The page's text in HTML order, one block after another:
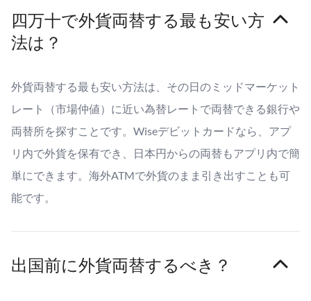
四万十で外貨両替する最も安い方
法は？
外貨両替する最も安い方法は、その日のミッドマーケット
レート（市場仲値）に近い為替レートで両替できる銀行や
両替所を探すことです。Wiseデビットカードなら、アプ
リ内で外貨を保有でき、日本円からの両替もアプリ内で簡
単にできます。海外ATMで外貨のまま引き出すことも可
能です。
出国前に外貨両替するべき？